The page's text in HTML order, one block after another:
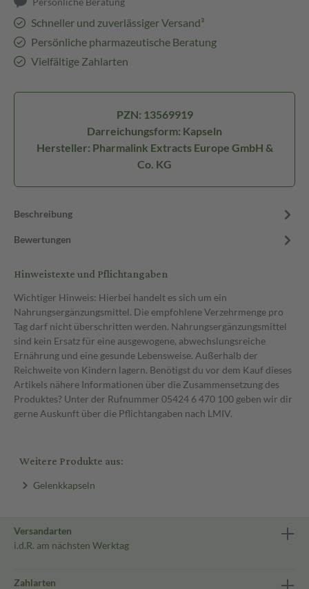
Schneller und zuverlässiger Versand³
Persönliche pharmazeutische Beratung
Vielfältige Zahlarten
PZN: 13569919
Darreichungsform: Kapseln
Hersteller: Pharmalink Extracts Europe GmbH &
Co. KG
Beschreibung
Bewertungen
Hinweistexte und Pflichtangaben
Wichtiger Hinweis: Hierbei handelt es sich um ein
Nahrungsergänzungsmittel. Die empfohlene Verzehrmenge pro
Tag darf nicht überschritten werden. Nahrungsergänzungsmittel
sind kein Ersatz für eine ausgewogene, abwechslungsreiche
Ernährung und eine gesunde Lebensweise. Außerhalb der
Reichweite von Kindern lagern. Benötigst du vor dem Kauf dieses
Artikels nähere Informationen über die Zusammensetzung des
Produktes? Unter der Rufnummer 05424 6 470 100 geben wir dir
gerne Auskunft über die Pflichtangaben nach LMIV.
Weitere Produkte aus:
Gelenkkapseln
Versandarten
i.d.R. am nächsten Werktag
Zahlarten